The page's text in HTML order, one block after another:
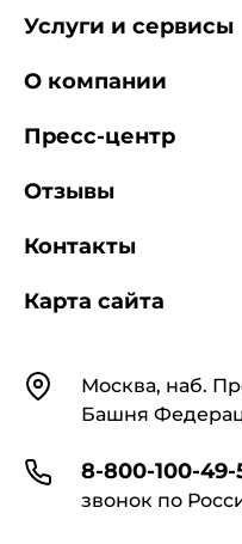
КонтактыМосква, наб.
Башня
8-800-100-49-
звонок по
Услуги и сервисы
О компании
Пресс-центр
Отзывы
Контакты
Карта сайта